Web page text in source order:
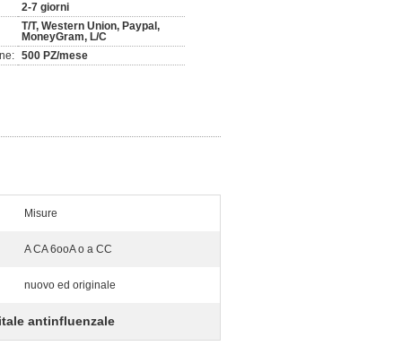
2-7 giorni
T/T, Western Union, Paypal,
MoneyGram, L/C
500 PZ/mese
Misure
A CA 6ooA o a CC
nuovo ed originale
antinfluenzale